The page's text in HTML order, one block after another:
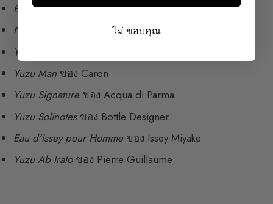
Eau de Yuzuของ Patricia de Nicolaï
Note de Yuzu
ของ Heeley
Yuzu Fou
Yuzu Man ของ Caron
Yuzu Signatureของ Acqua di Parma
Yuzu Solinotesของ Bottle Designer
Eau d’Issey pour Hommeของ Issey Miyake
Yuzu Ab Iratoของ Pierre Guillaume
ไม่ ขอบคุณ